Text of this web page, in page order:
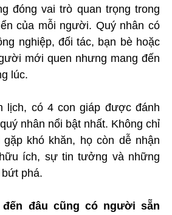
đóng vai trò quan trọng trong
của mỗi người. Quý nhân có
nghiệp, đối tác, bạn bè hoặc
mới quen nhưng mang đến
lúc.
lịch, có 4 con giáp được đánh
nhân nổi bật nhất. Không chỉ
khó khăn, họ còn dễ nhận
ích, sự tin tưởng và những
phá.
đâu cũng có người sẵn